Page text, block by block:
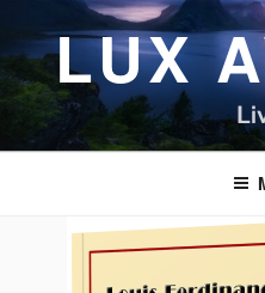
contenu
principalLUX